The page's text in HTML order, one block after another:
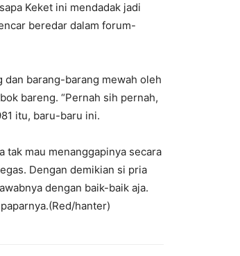
Keket ini mendadak jadi
beredar dalam forum-
dan barang-barang mewah oleh
bareng. “Pernah sih pernah,
itu, baru-baru ini.
tak mau menanggapinya secara
Dengan demikian si pria
dengan baik-baik aja.
hanter)